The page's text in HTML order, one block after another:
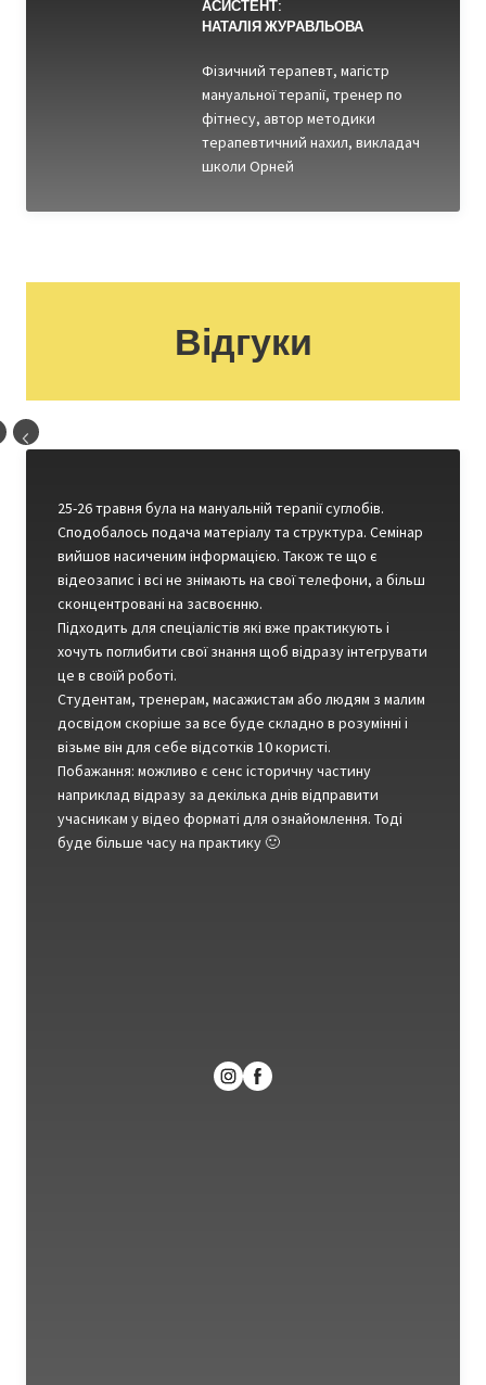
АСИСТЕНТ:
НАТАЛІЯ ЖУРАВЛЬОВА
Фізичний терапевт, магістр
мануальної терапії, тренер по
фітнесу, автор методики
терапевтичний нахил, викладач
школи Орней
Відгуки
25-26 травня була на мануальній терапії суглобів.
Сподобалось подача матеріалу та структура. Семінар
вийшов насиченим інформацією. Також те що є
відеозапис і всі не знімають на свої телефони, а більш
сконцентровані на засвоєнню.
Підходить для спеціалістів які вже практикують і
хочуть поглибити свої знання щоб відразу інтегрувати
це в своїй роботі.
Студентам, тренерам, масажистам або людям з малим
досвідом скоріше за все буде складно в розумінні і
візьме він для себе відсотків 10 користі.
Побажання: можливо є сенс історичну частину
наприклад відразу за декілька днів відправити
учасникам у відео форматі для ознайомлення. Тоді
буде більше часу на практику 🙂